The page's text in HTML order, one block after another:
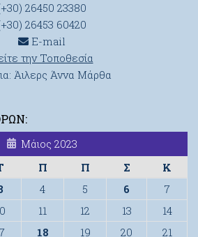
26450 23380
26453 60420
E-mail
την Τοποθεσία
Άιλερς Άννα Μάρθα
Μάιος 2023
Π Π Σ
Κ
4 5 6
7
11 12 13
14
18 19 20
21